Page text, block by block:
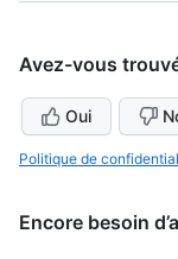
Avez-vous
Oui
Politique de
Encore besoin